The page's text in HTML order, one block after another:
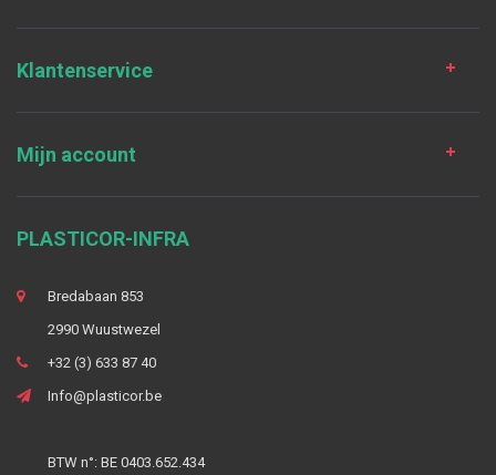
Klantenservice
Mijn account
PLASTICOR-INFRA
Bredabaan 853
2990 Wuustwezel
+32 (3) 633 87 40
Info@plasticor.be
BTW n°: BE 0403.652.434